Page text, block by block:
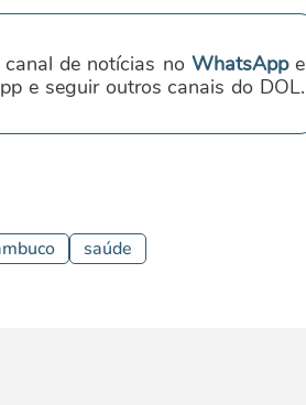
de notícias no WhatsAppe
e seguir outros canais do DOL.
saúde